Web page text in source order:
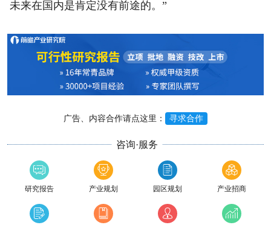
未来在国内是肯定没有前途的。”
广告、内容合作请点这里： 寻求合作
咨询·服务
研究报告 产业规划 园区规划 产业招商